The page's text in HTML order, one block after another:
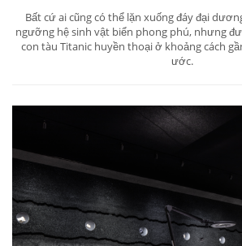
Bất cứ ai cũng có thể lặn xuống đáy đại
ngưỡng hệ sinh vật biển phong phú, nhưng
con tàu Titanic huyền thoại ở khoảng cách
ước.